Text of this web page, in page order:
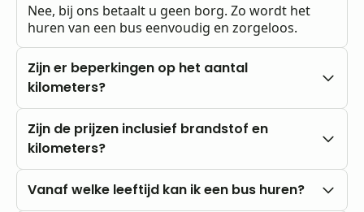
Nee, bij ons betaalt u geen borg. Zo wordt het
huren van een bus eenvoudig en zorgeloos.
Zijn er beperkingen op het aantal
kilometers?
Nee, u rijdt altijd met onbeperkte kilometers.
Zijn de prijzen inclusief brandstof en
kilometers?
Onze prijzen zijn altijd inclusief btw en
Vanaf welke leeftijd kan ik een bus huren?